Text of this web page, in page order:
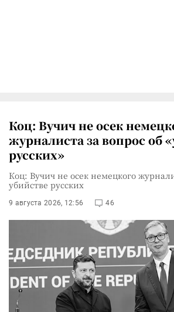
Коц: Вучич не осек
журналиста за вопрос об
русских»
Коц: Вучич не осек немецкого
убийстве русских
9 августа 2026, 12:56 46